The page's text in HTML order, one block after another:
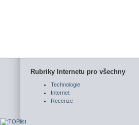
Rubriky Internetu pro všechny
Technologie
Internet
Recenze